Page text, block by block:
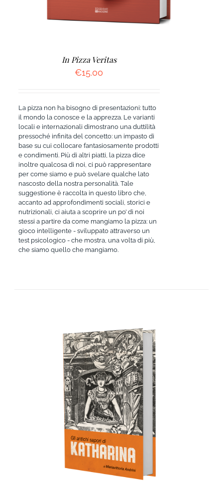
In Pizza Veritas
€15.00
La pizza non ha bisogno di presentazioni: tutto
il mondo la conosce e la apprezza. Le varianti
locali e internazionali dimostrano una duttilità
pressoché infinita del concetto: un impasto di
base su cui collocare fantasiosamente prodotti
e condimenti. Più di altri piatti, la pizza dice
inoltre qualcosa di noi, ci può rappresentare
per come siamo e può svelare qualche lato
nascosto della nostra personalità. Tale
suggestione è raccolta in questo libro che,
accanto ad approfondimenti sociali, storici e
nutrizionali, ci aiuta a scoprire un po’ di noi
stessi a partire da come mangiamo la pizza: un
gioco intelligente - sviluppato attraverso un
test psicologico - che mostra, una volta di più,
che siamo quello che mangiamo.
AGGIUNGI AL CARRELLO / DETTAGLI